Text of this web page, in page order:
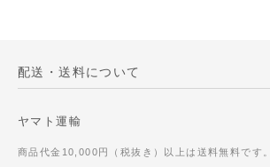
配送・送料について
ヤマト運輸
商品代金10,000円（税抜き）以上は送料無料です。